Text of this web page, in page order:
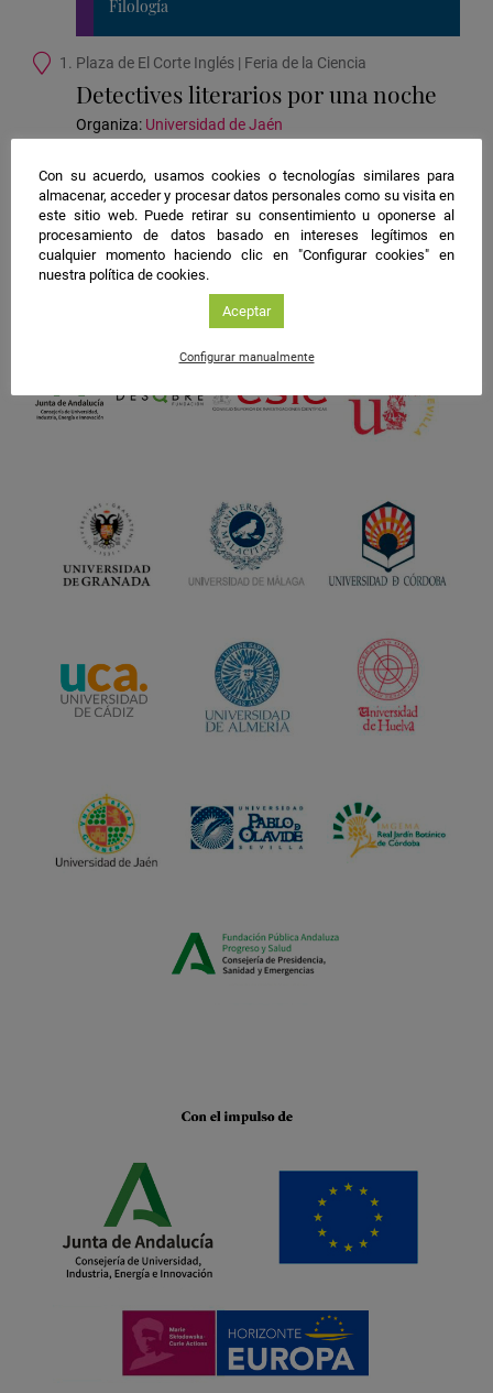
Filología
Ubicación
actividad
1. Plaza de El Corte Inglés | Feria de la Ciencia
Detectives literarios por una noche
Organiza: Universidad de Jaén
facebook
twitter
instagram
#NIGHTSpain
Con su acuerdo, usamos cookies o tecnologías similares para
almacenar, acceder y procesar datos personales como su visita en
este sitio web. Puede retirar su consentimiento u oponerse al
procesamiento de datos basado en intereses legítimos en
cualquier momento haciendo clic en "Configurar cookies" en
nuestra política de cookies.
Aceptar
Configurar manualmente